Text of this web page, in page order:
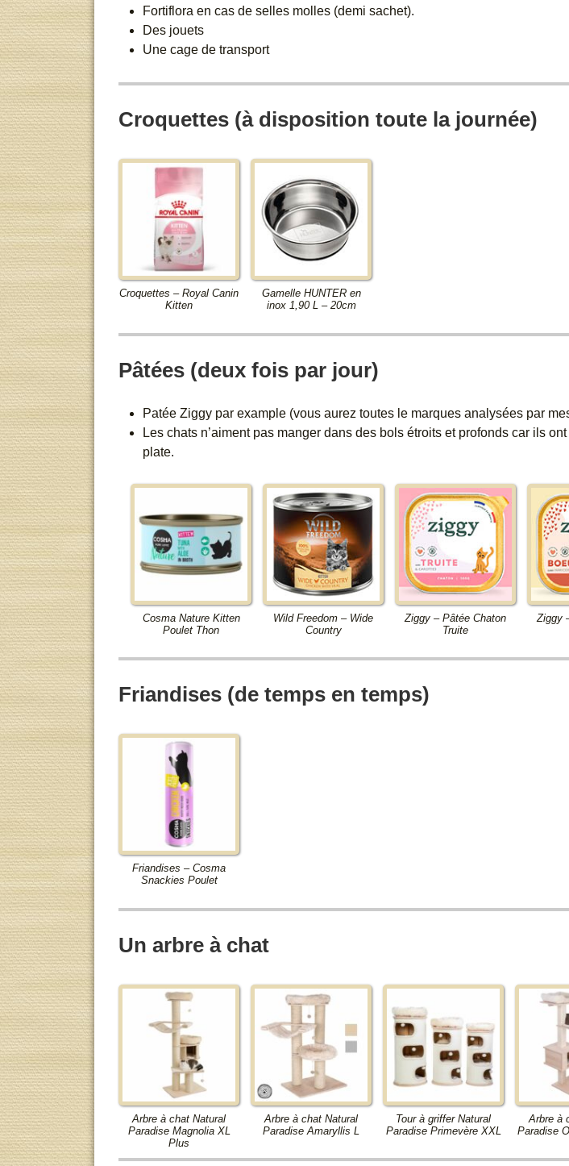
Fortiflora en cas de selles molles (demi sachet).
Des jouets
Une cage de transport
Croquettes (à disposition toute la journée)
Croquettes – Royal Canin
Kitten
Gamelle HUNTER en
inox 1,90 L – 20cm
Pâtées (deux fois par jour)
Patée Ziggy par example (vous aurez toutes le marques analysées par
Les chats n’aiment pas manger dans des bols étroits et profonds car ils
plate.
Cosma Nature Kitten
Poulet Thon
Wild Freedom – Wide
Country
Ziggy – Pâtée Chaton
Truite
Ziggy
Friandises (de temps en temps)
Friandises – Cosma
Snackies Poulet
Un arbre à chat
Arbre à chat Natural
Paradise Magnolia XL
Plus
Arbre à chat Natural
Paradise Amaryllis L
Tour à griffer Natural
Paradise Primevère XXL
Arbre à
Paradise